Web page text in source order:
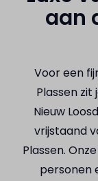
aan
Voor een
Plassen zit
Nieuw
vrijstaand
Plassen.
personen